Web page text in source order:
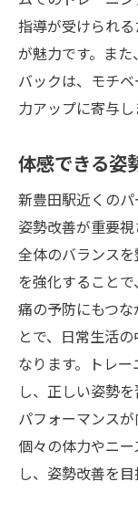
指導が受けられ
が魅力です。ま
バックは、モチ
力アップに寄与し
体感できる姿
新豊田駅近くの
姿勢改善が重要
全体のバランス
を強化すること
痛の予防にもつ
とで、日常生活
なります。トレ
し、正しい姿勢
パフォーマンスが
個々の体力やニ
し、姿勢改善を